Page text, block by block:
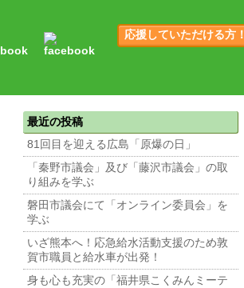
応援していただける方！
最近の投稿
81回目を迎える広島「原爆の日」
「秦野市議会」及び「藤沢市議会」の取
り組みを学ぶ
磐田市議会にて「オンライン委員会」を
学ぶ
いざ熊本へ！応急給水活動支援のため敦
賀市職員と給水車が出発！
身も心も充実の「福井県こくみんミーテ